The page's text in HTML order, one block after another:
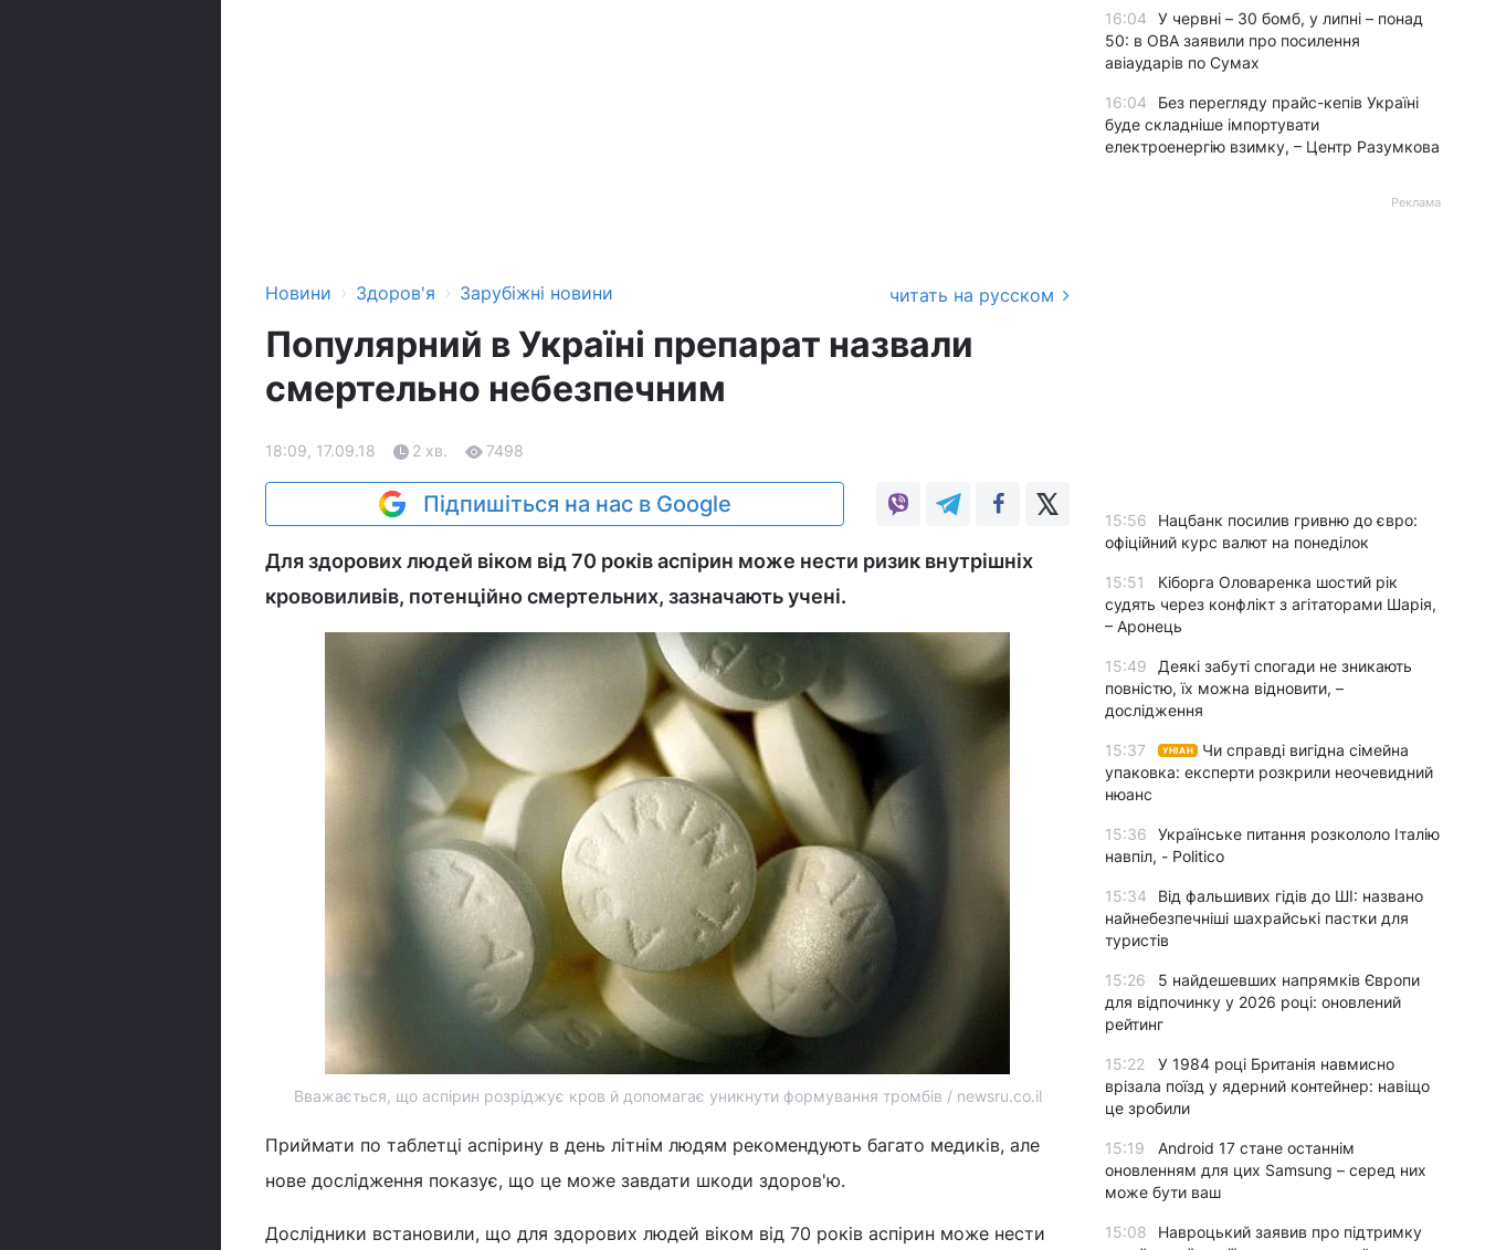
Новини › Здоров'я › Зарубіжні новини читать на русском
Популярний в Україні препарат назвали
смертельно небезпечним
18:09, 17.09.18 2 хв. 7498
Підпишіться на нас в Google
Для здорових людей віком від 70 років аспірин може нести ризик внутрішніх
крововиливів, потенційно смертельних, зазначають учені.
Вважається, що аспірин розріджує кров й допомагає уникнути формування тромбів / newsru.co.il
Приймати по таблетці аспірину в день літнім людям рекомендують багато медиків, але
нове дослідження показує, що це може завдати шкоди здоров'ю.
Дослідники встановили, що для здорових людей віком від 70 років аспірин може нести
16:04
У червні – 30 бомб, у липні – понад
50: в ОВА заявили про посилення
авіаударів по Сумах
16:04
Без перегляду прайс-кепів Україні
буде складніше імпортувати
електроенергію взимку, – Центр Разумкова
Реклама
15:56
Нацбанк посилив гривню до євро:
офіційний курс валют на понеділок
15:51
Кіборга Оловаренка шостий рік
судять через конфлікт з агітаторами Шарія,
– Аронець
15:49
Деякі забуті спогади не зникають
повністю, їх можна відновити, –
дослідження
15:37 УНІАН
Чи справді вигідна сімейна
упаковка: експерти розкрили неочевидний
нюанс
15:36
Українське питання розкололо Італію
навпіл, - Politico
15:34
Від фальшивих гідів до ШІ: названо
найнебезпечніші шахрайські пастки для
туристів
15:26
5 найдешевших напрямків Європи
для відпочинку у 2026 році: оновлений
рейтинг
15:22
У 1984 році Британія навмисно
врізала поїзд у ядерний контейнер: навіщо
це зробили
15:19
Android 17 стане останнім
оновленням для цих Samsung – серед них
може бути ваш
15:08
Навроцький заявив про підтримку